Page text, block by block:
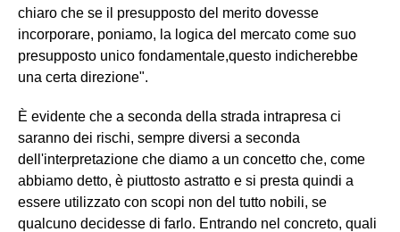
chiaro che se il presupposto del merito dovesse
incorporare, poniamo, la logica del mercato come suo
presupposto unico fondamentale,questo indicherebbe
una certa direzione".
È evidente che a seconda della strada intrapresa ci
saranno dei rischi, sempre diversi a seconda
dell'interpretazione che diamo a un concetto che, come
abbiamo detto, è piuttosto astratto e si presta quindi a
essere utilizzato con scopi non del tutto nobili, se
qualcuno decidesse di farlo. Entrando nel concreto, quali